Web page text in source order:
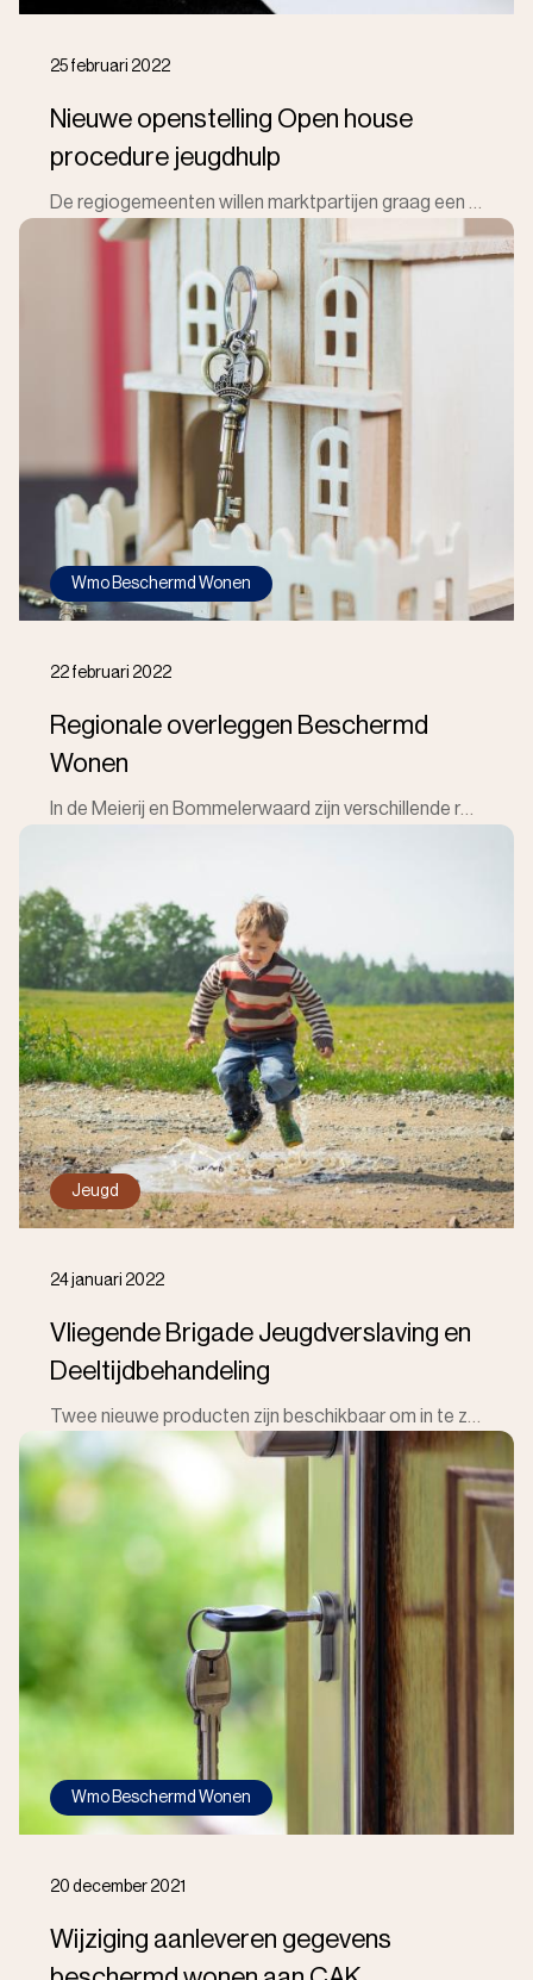
25 februari 2022
Nieuwe openstelling Open house
procedure jeugdhulp
De regiogemeenten willen marktpartijen graag een derde mogelijkheid bieden zich aan te melden voor het leveren van lichte jeugdhulp. RIOZ zorgt voor d
22 februari 2022
Regionale overleggen Beschermd
Wonen
Wmo Beschermd Wonen
In de Meierij en Bommelerwaard zijn verschillende regionale overleggen op het gebied van Beschermd Wonen. Veldtafel BW Dit is een casusoverleg m
24 januari 2022
Vliegende Brigade Jeugdverslaving en
Deeltijdbehandeling
Jeugd
20 december 2021
Wijziging aanleveren gegevens
Wmo Beschermd Wonen